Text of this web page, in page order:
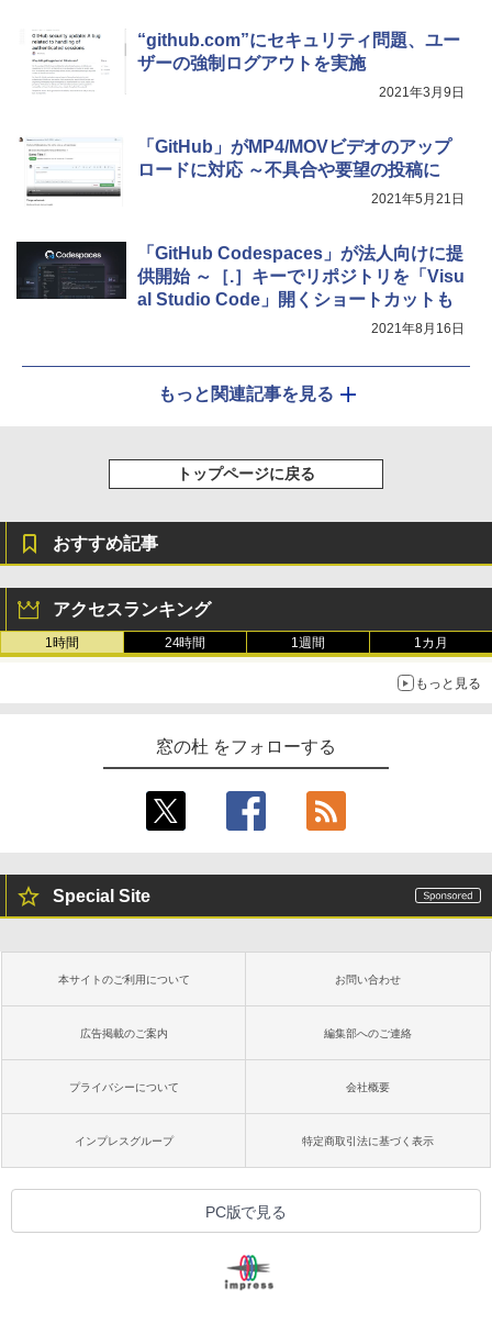
“github.com”にセキュリティ問題、ユー
ザーの強制ログアウトを実施
2021年3月9日
「GitHub」がMP4/MOVビデオのアップ
ロードに対応 ～不具合や要望の投稿に
2021年5月21日
「GitHub Codespaces」が法人向けに提
供開始 ～［.］キーでリポジトリを「Visu
al Studio Code」開くショートカットも
2021年8月16日
もっと関連記事を見る
トップページに戻る
おすすめ記事
アクセスランキング
1時間 24時間 1週間 1カ月
もっと見る
窓の杜 をフォローする
Special Site
本サイトのご利用について お問い合わせ
広告掲載のご案内 編集部へのご連絡
プライバシーについて 会社概要
インプレスグループ 特定商取引法に基づく表示
PC版で見る